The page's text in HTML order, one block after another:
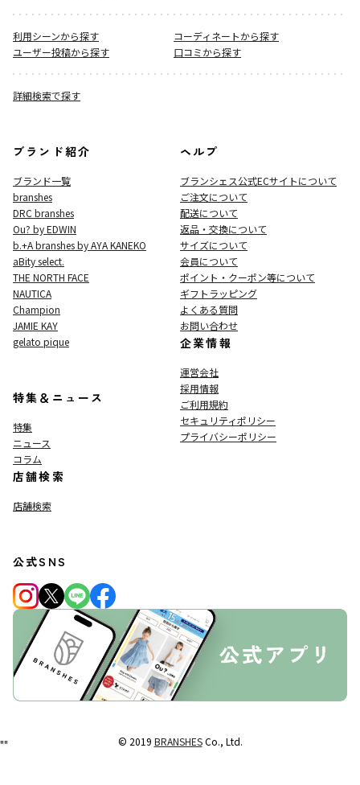
利用シーンから探す
コーディネートから探す
ユーザー投稿から探す
口コミから探す
詳細検索で探す
ブランド紹介
ブランド一覧
branshes
DRC branshes
Ou? by EDWIN
b.+A branshes by AYA KANEKO
aBity select.
THE NORTH FACE
NAUTICA
Champion
JAMIE KAY
gelato pique
特集＆ニュース
特集
ニュース
コラム
店舗検索
店舗検索
ヘルプ
ブランシェス公式ECサイトについて
ご注文について
配送について
返品・交換について
サイズについて
会員について
ポイント・クーポン等について
ギフトラッピング
よくある質問
お問い合わせ
企業情報
運営会社
採用情報
ご利用規約
セキュリティポリシー
プライバシーポリシー
公式SNS
© 2019 BRANSHESCo., Ltd.
""